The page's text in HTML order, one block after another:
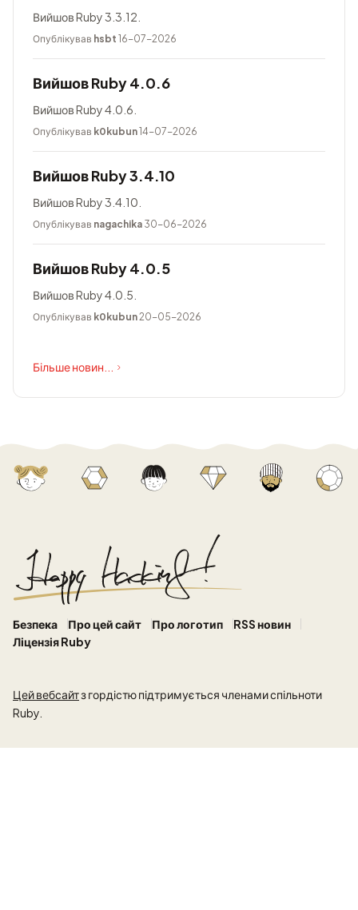
Вийшов Ruby 3.3.12.
Опублікував hsbt 16-07-2026
Вийшов Ruby 4.0.6
Вийшов Ruby 4.0.6.
Опублікував k0kubun14-07-2026
Вийшов Ruby 3.4.10
Вийшов Ruby 3.4.10.
Опублікував nagachika 30-06-2026
Вийшов Ruby 4.0.5
Вийшов Ruby 4.0.5.
Опублікував k0kubun20-05-2026
Більше новин...
Безпека Про цей сайт Про логотип
RSS новин
Ліцензія Ruby
Цей вебсайтз гордістю підтримується членами спільноти
Ruby.